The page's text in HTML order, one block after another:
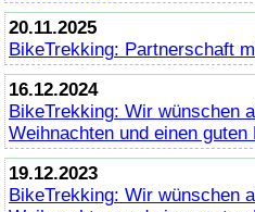
20.11.2025
BikeTrekking: Partnerschaft
16.12.2024
BikeTrekking: Wir wünschen
Weihnachten und einen
19.12.2023
BikeTrekking: Wir wünschen